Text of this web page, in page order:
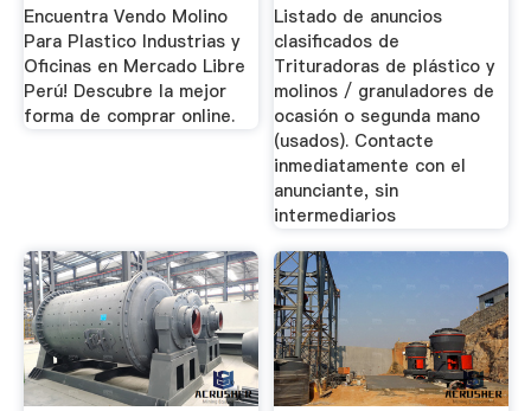
Encuentra Vendo Molino
Para Plastico Industrias y
Oficinas en Mercado Libre
Perú! Descubre la mejor
forma de comprar online.
Listado de anuncios
clasificados de
Trituradoras de plástico y
molinos / granuladores de
ocasión o segunda mano
(usados). Contacte
inmediatamente con el
anunciante, sin
intermediarios